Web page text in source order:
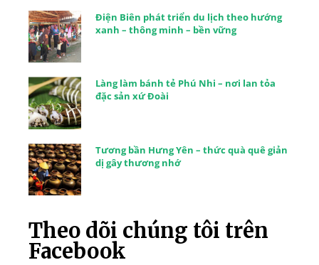
Điện Biên phát triển du lịch theo hướng
xanh – thông minh – bền vững
Làng làm bánh tẻ Phú Nhi – nơi lan tỏa
đặc sản xứ Đoài
Tương bần Hưng Yên – thức quà quê giản
dị gây thương nhớ
Theo dõi chúng tôi trên
Facebook